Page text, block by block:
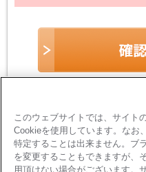
個人情報は、登録手続きのため
当社のサービスに関する情報・
内、当社のサービスを向上させ
遂行のために利用します。
当社規程及び関連する法令等を
壊・改ざん・漏洩等がないよう
4. 統計処理された個人情報の利用
当社は取得した個人情報を元に
ータを作成することがあります
当サイトは、お
め、個人情報入
信を採用してい
このウェブサイトでは、サイト
Cookieを使用しています。なお
特定することは出来ません。ブ
を変更することもできますが、
用頂けない場合がございます。